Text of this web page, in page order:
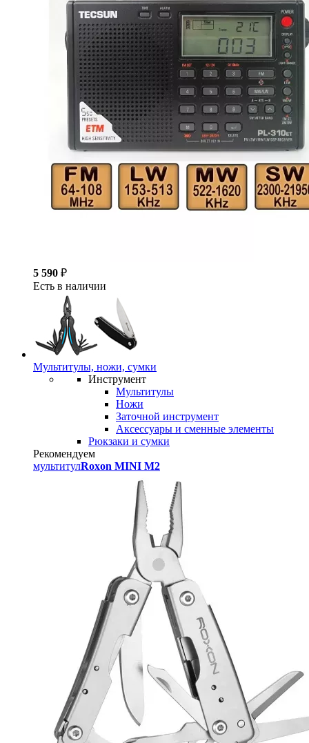
5 590 ₽
Есть в наличии
Мультитулы, ножи, сумки
Инструмент
Мультитулы
Ножи
Заточной инструмент
Аксессуары и сменные элементы
Рюкзаки и сумки
Рекомендуем
мультитулRoxon MINI M2